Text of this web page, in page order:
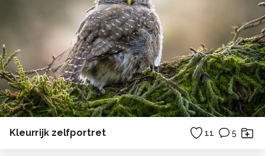
Kleurrijk zelfportret 11 5